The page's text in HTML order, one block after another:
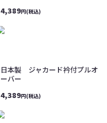
4,389円(税込)
日本製 ジャカード衿付プルオ
ーバー
4,389円(税込)